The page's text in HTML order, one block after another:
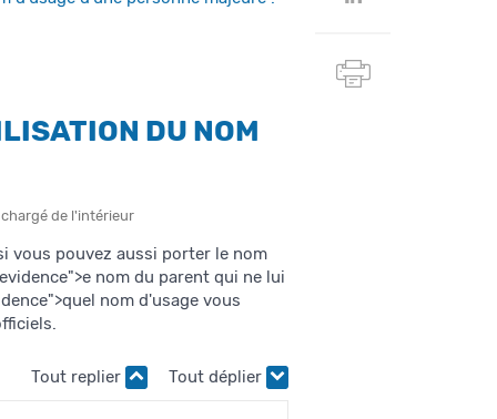
DU NOM
de l'intérieur
vous pouvez aussi porter le nom
nom du parent qui ne lui
nom d'usage vous
Tout replier Tout déplier
Imprimer
cette